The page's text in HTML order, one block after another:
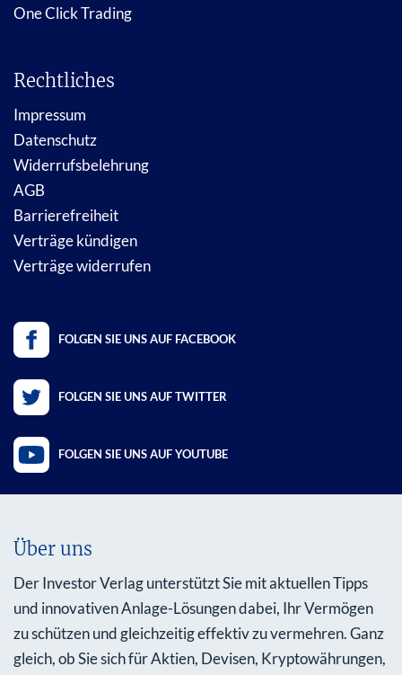
One Click Trading
Rechtliches
Impressum
Datenschutz
Widerrufsbelehrung
AGB
Barrierefreiheit
Verträge kündigen
Verträge widerrufen
FOLGEN SIE UNS AUF FACEBOOK
FOLGEN SIE UNS AUF TWITTER
FOLGEN SIE UNS AUF YOUTUBE
Über uns
Der Investor Verlag unterstützt Sie mit aktuellen Tipps
und innovativen Anlage-Lösungen dabei, Ihr Vermögen
zu schützen und gleichzeitig effektiv zu vermehren. Ganz
gleich, ob Sie sich für Aktien, Devisen, Kryptowährungen,